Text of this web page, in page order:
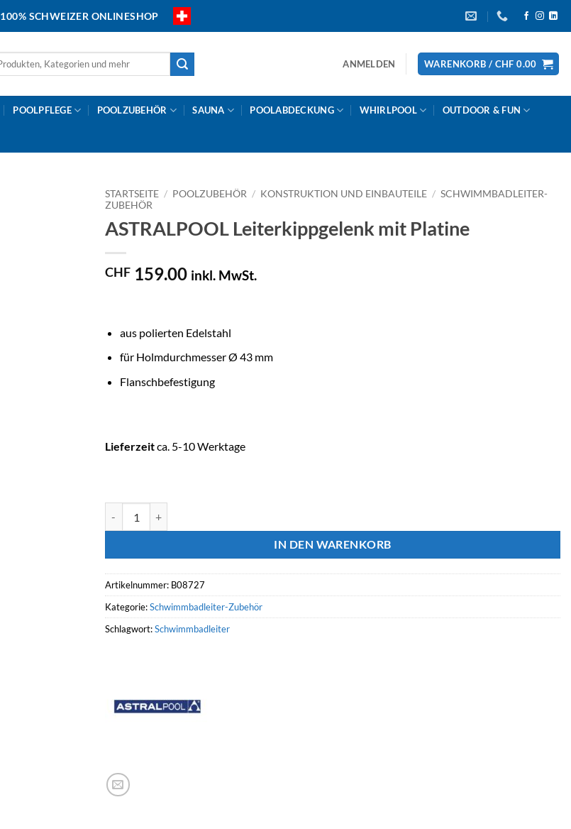
100% SCHWEIZER ONLINESHOP
ANMELDEN WARENKORB / CHF 0.00
POOLPFLEGE POOLZUBEHÖR SAUNA POOLABDECKUNG WHIRLPOOL OUTDOOR & FUN
STARTSEITE / POOLZUBEHÖR / KONSTRUKTION UND EINBAUTEILE / SCHWIMMBADLEITER-
ZUBEHÖR
ASTRALPOOL Leiterkippgelenk mit Platine
CHF 159.00 inkl. MwSt.
aus polierten Edelstahl
für Holmdurchmesser Ø 43 mm
Flanschbefestigung
Lieferzeitca. 5-10 Werktage
IN DEN WARENKORB
Artikelnummer: B08727
Kategorie:Schwimmbadleiter-Zubehör
Schlagwort:Schwimmbadleiter